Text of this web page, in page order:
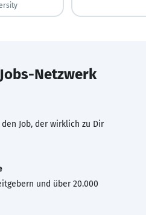
Netzwerk
Job, der wirklich zu Dir
und über 20.000